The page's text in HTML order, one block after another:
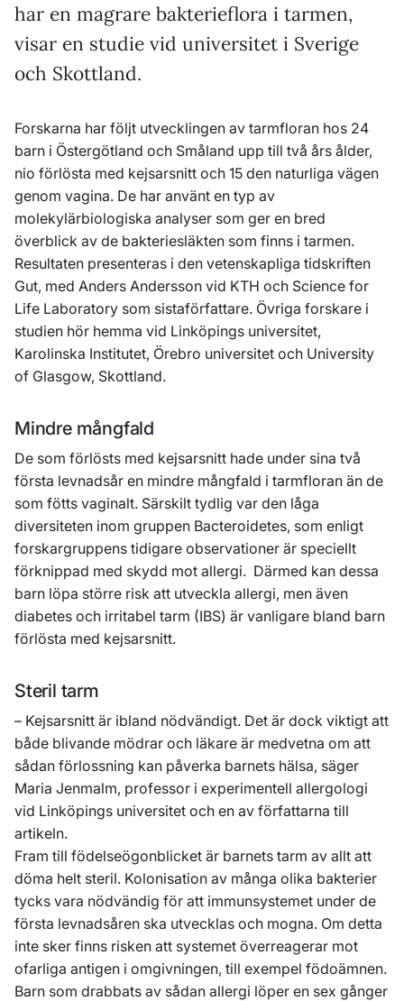
har en magrare bakterieflora i tarmen,
visar en studie vid universitet i Sverige
och Skottland.
Forskarna har följt utvecklingen av tarmfloran hos 24
barn i Östergötland och Småland upp till två års ålder,
nio förlösta med kejsarsnitt och 15 den naturliga vägen
genom vagina. De har använt en typ av
molekylärbiologiska analyser som ger en bred
överblick av de bakteriesläkten som finns i tarmen.
Resultaten presenteras i den vetenskapliga tidskriften
Gut, med Anders Andersson vid KTH och Science for
Life Laboratory som sistaförfattare. Övriga forskare i
studien hör hemma vid Linköpings universitet,
Karolinska Institutet, Örebro universitet och University
of Glasgow, Skottland.
Mindre mångfald
De som förlösts med kejsarsnitt hade under sina två
första levnadsår en mindre mångfald i tarmfloran än de
som fötts vaginalt. Särskilt tydlig var den låga
diversiteten inom gruppen Bacteroidetes, som enligt
forskargruppens tidigare observationer är speciellt
förknippad med skydd mot allergi. Därmed kan dessa
barn löpa större risk att utveckla allergi, men även
diabetes och irritabel tarm (IBS) är vanligare bland barn
förlösta med kejsarsnitt.
Steril tarm
– Kejsarsnitt är ibland nödvändigt. Det är dock viktigt att
både blivande mödrar och läkare är medvetna om att
sådan förlossning kan påverka barnets hälsa, säger
Maria Jenmalm, professor i experimentell allergologi
vid Linköpings universitet och en av författarna till
artikeln.
Fram till födelseögonblicket är barnets tarm av allt att
döma helt steril. Kolonisation av många olika bakterier
tycks vara nödvändig för att immunsystemet under de
första levnadsåren ska utvecklas och mogna. Om detta
inte sker finns risken att systemet överreagerar mot
ofarliga antigen i omgivningen, till exempel födoämnen.
Barn som drabbats av sådan allergi löper en sex gånger